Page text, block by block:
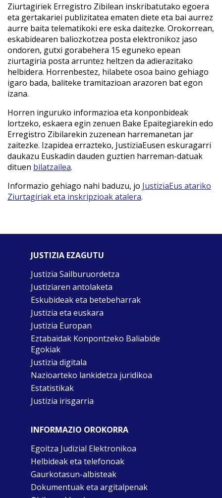
Ziurtagiriek Erregistro Zibilean inskribatutako egoera
eta gertakariei publizitatea ematen diete eta bai aurrez
aurre baita telematikoki ere eska daitezke. Orokorrean,
eskabidearen baliozkotzea posta elektronikoz jaso
ondoren, gutxi gorabehera 15 eguneko epean
ziurtagiria posta arruntez heltzen da adierazitako
helbidera. Horrenbestez, hilabete osoa baino gehiago
igaro bada, baliteke tramitazioan arazoren bat egon
izana.
Horren inguruko informazioa eta konponbideak
lortzeko, eskaera egin zenuen Bake Epaitegiarekin edo
Erregistro Zibilarekin zuzenean harremanetan jar
zaitezke. Izapidea errazteko, JustiziaEusen eskuragarri
daukazu Euskadin dauden guztien harreman-datuak
dituen bilatzailea.
Informazio gehiago nahi baduzu, jo JustiziaEus atariko
Ziurtagiriak eta inskripzioak atalera.
JUSTIZIA EZAGUTU
Justizia Sailburuordetza
Justiziaren antolaketa
Eskubideak eta betebeharrak
Justizia eta euskara
Justizia Europan
Eztabaidak Konpontzeko Baliabide
Egokiak
Justizia digitala
Nazioarteko lankidetza juridikoa
Estatistikak
Justizia irisgarria
INFORMAZIO OROKORRA
Egoitza Judizial Elektronikoa
Helbideak eta telefonoak
Gaurkotasun-albisteak
Dokumentuak eta argitalpenak